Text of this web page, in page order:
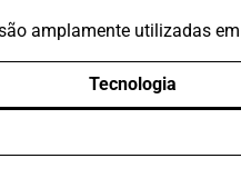
amplamente utilizadas
Tecnologia